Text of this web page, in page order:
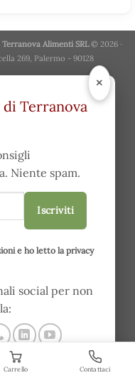
Terranova Alimenti SRL© 2026 ·
269, Palermo - 90128
×
Terranova
Niente spam.
Iscriviti
e ho letto la privacy
social per non
Carrello Contattaci